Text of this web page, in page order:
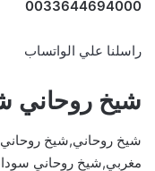
0033644694000
راسلنا علي الواتساب
شيخ روحاني
شيخ روحاني,شيخ
مغربي,شيخ روحاني